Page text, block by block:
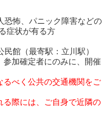
怖、パニック障害などの
が有る方
館（最寄駅：立川駅）
定者にのみに、開催
るべく公共の交通機関をご
る際には、ご自身で近隣の